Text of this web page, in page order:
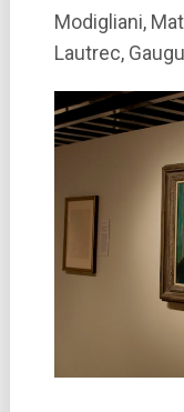
Modigliani,
Lautrec,